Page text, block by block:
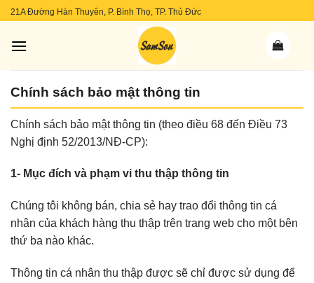
Skip
content
21A Đường Hàn Thuyên, P. Bình Thọ, TP. Thủ Đức
Chính sách bảo mật thông tin
Chính sách bảo mật thông tin (theo điều 68 đến Điều 73
Nghị định 52/2013/NĐ-CP):
1- Mục đích và phạm vi thu thập thông tin
Chúng tôi không bán, chia sẻ hay trao đổi thông tin cá
nhân của khách hàng thu thập trên trang web cho một bên
thứ ba nào khác.
Thông tin cá nhân thu thập được sẽ chỉ được sử dụng để